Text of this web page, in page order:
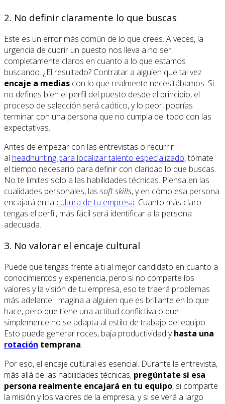
2. No definir claramente lo que buscas
Este es un error más común de lo que crees. A veces, la
urgencia de cubrir un puesto nos lleva a no ser
completamente claros en cuanto a lo que estamos
buscando. ¿El resultado? Contratar a alguien que tal vez
encaje a medias con lo que realmente necesitábamos. Si
no defines bien el perfil del puesto desde el principio, el
proceso de selección será caótico, y lo peor, podrías
terminar con una persona que no cumpla del todo con las
expectativas.
Antes de empezar con las entrevistas o recurrir
al headhunting para localizar talento especializado, tómate
el tiempo necesario para definir con claridad lo que buscas.
No te limites solo a las habilidades técnicas. Piensa en las
cualidades personales, las soft skills, y en cómo esa persona
encajará en la cultura de tu empresa. Cuanto más claro
tengas el perfil, más fácil será identificar a la persona
adecuada.
3. No valorar el encaje cultural
Puede que tengas frente a ti al mejor candidato en cuanto a
conocimientos y experiencia, pero si no comparte los
valores y la visión de tu empresa, eso te traerá problemas
más adelante. Imagina a alguien que es brillante en lo que
hace, pero que tiene una actitud conflictiva o que
simplemente no se adapta al estilo de trabajo del equipo.
Esto puede generar roces, baja productividad yhasta una
rotación temprana.
Por eso, el encaje cultural es esencial. Durante la entrevista,
más allá de las habilidades técnicas, pregúntate si esa
persona realmente encajará en tu equipo, si comparte
la misión y los valores de la empresa, y si se verá a largo